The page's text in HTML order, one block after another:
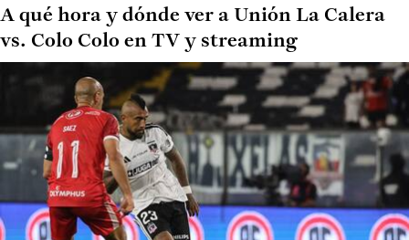
A qué hora y dónde ver a Unión La Calera
vs. Colo Colo en TV y streaming